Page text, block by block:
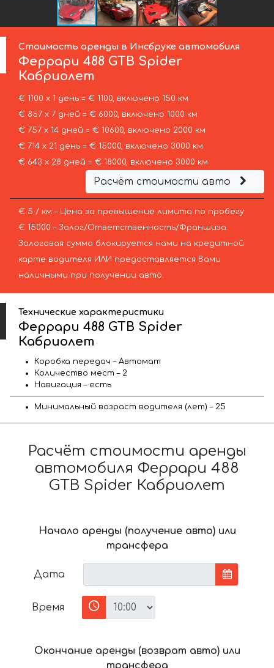
Стоимость аренды в Инсбруке автомобиля
Феррари 488 GTB Spider
Кабриолет
€ 1100 х 1 день = € 1100, включено 150 км
€ 857 х 7 дней = € 6000, включено 1000 км
€ 757 х 14 дней = € 10600, включено 2000 км
€ 714 х 21 день = € 15000, включено 3000 км
€ 643 х 28 дней = € 18000, включено 3000 км
Расчёт стоимости авто
€ 5 / км – Цена за превышение лимита по пробегу
€ 15000 – Залог/Ответственность/Франшиза.
Залоговая сумма блокируется нами на кредитной
карте водителя ИЛИ предоставляется Вами
наличными при получении авто.
Технические характеристики
Феррари 488 GTB Spider
Кабриолет
Коробка передач – Автомат
Количество мест – 2
Навигация – есть
Минимальный возраст водителя (лет) – 25
Расчёт стоимости аренды
автомобиля Феррари 488
GTB Spider Кабриолет
Начало аренды (получение авто) или
трансфера
Дата
Время
Окончание аренды (возврат авто) или
трансфера